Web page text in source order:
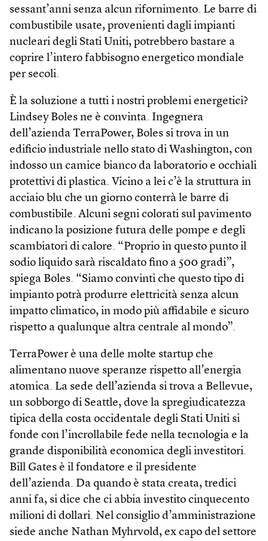
sessant’anni senza alcun rifornimento. Le barre di
combustibile usate, provenienti dagli impianti
nucleari degli Stati Uniti, potrebbero bastare a
coprire l’intero fabbisogno energetico mondiale
per secoli.
È la soluzione a tutti i nostri problemi energetici?
Lindsey Boles ne è convinta. Ingegnera
dell’azienda TerraPower, Boles si trova in un
edificio industriale nello stato di Washington, con
indosso un camice bianco da laboratorio e occhiali
protettivi di plastica. Vicino a lei c’è la struttura in
acciaio blu che un giorno conterrà le barre di
combustibile. Alcuni segni colorati sul pavimento
indicano la posizione futura delle pompe e degli
scambiatori di calore. “Proprio in questo punto il
sodio liquido sarà riscaldato fino a 500 gradi”,
spiega Boles. “Siamo convinti che questo tipo di
impianto potrà produrre elettricità senza alcun
impatto climatico, in modo più affidabile e sicuro
rispetto a qualunque altra centrale al mondo”.
TerraPower è una delle molte startup che
alimentano nuove speranze rispetto all’energia
atomica. La sede dell’azienda si trova a Bellevue,
un sobborgo di Seattle, dove la spregiudicatezza
tipica della costa occidentale degli Stati Uniti si
fonde con l’incrollabile fede nella tecnologia e la
grande disponibilità economica degli investitori.
Bill Gates è il fondatore e il presidente
dell’azienda. Da quando è stata creata, tredici
anni fa, si dice che ci abbia investito cinquecento
milioni di dollari. Nel consiglio d’amministrazione
siede anche Nathan Myhrvold, ex capo del settore